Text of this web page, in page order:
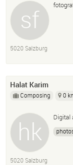
5020 Salzburg
Halat Karim
Composing 0
Digital
5020 Salzburg